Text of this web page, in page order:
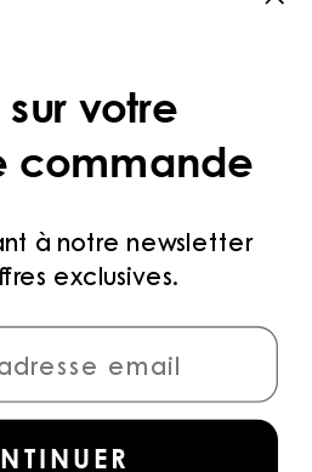
aux dernières
sur votre
commande
à notre newsletter
exclusives.